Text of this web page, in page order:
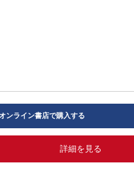
ンライン書店で購入する
詳細を見る